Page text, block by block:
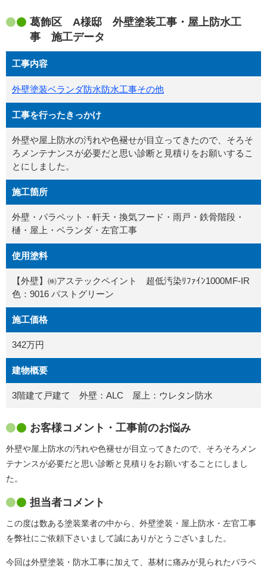
葛飾区 A様邸 外壁塗装工事・屋上防水工
事 施工データ
工事内容
外壁塗装ベランダ防水防水工事その他
工事を行ったきっかけ
外壁や屋上防水の汚れや色褪せが目立ってきたので、そろそ
ろメンテナンスが必要だと思い診断と見積りをお願いするこ
とにしました。
施工箇所
外壁・パラペット・軒天・換気フード・雨戸・鉄骨階段・
樋・屋上・ベランダ・左官工事
使用塗料
【外壁】㈱アステックペイント 超低汚染ﾘﾌｧｲﾝ1000MF-IR
色：9016 パストグリーン
施工価格
342万円
建物概要
3階建て戸建て 外壁：ALC 屋上：ウレタン防水
お客様コメント・工事前のお悩み
外壁や屋上防水の汚れや色褪せが目立ってきたので、そろそろメン
テナンスが必要だと思い診断と見積りをお願いすることにしまし
た。
担当者コメント
この度は数ある塗装業者の中から、外壁塗装・屋上防水・左官工事
を弊社にご依頼下さいまして誠にありがとうございました。
今回は外壁塗装・防水工事に加えて、基材に痛みが見られたパラペ